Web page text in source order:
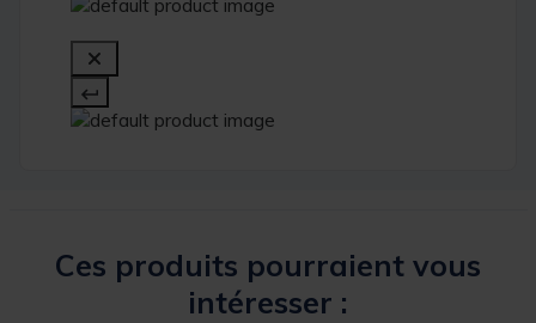
Ces produits pourraient vous
intéresser :